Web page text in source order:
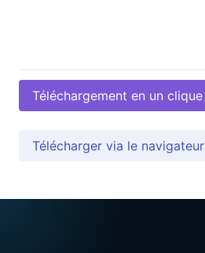
Téléchargement en un clique
Télécharger via le navigateur